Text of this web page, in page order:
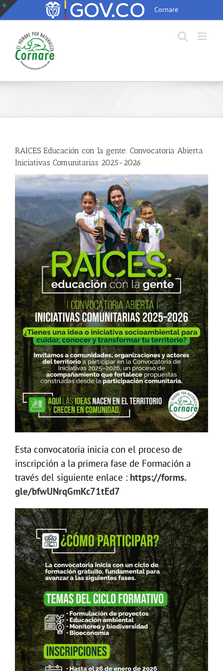
Saltar
al
Cornare
RAICES Educación con la gente: Convocatoria Abierta
Iniciativas Comunitarias 2025-2026
Esta convocatoria inicia con el proceso de
inscripción a la primera fase de Formación a
través del siguiente enlace : https://forms.
gle/bfwUNrqGmKc71tEd7
Toggle